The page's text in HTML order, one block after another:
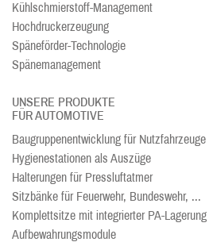
Kühlschmierstoff-Management
Hochdruckerzeugung
Späneförder-Technologie
Spänemanagement
UNSERE PRODUKTE
FÜR AUTOMOTIVE
Baugruppenentwicklung für Nutzfahrzeuge
Hygienestationen als Auszüge
Halterungen für Pressluftatmer
Sitzbänke für Feuerwehr, Bundeswehr, ...
Komplettsitze mit integrierter PA-Lagerung
Aufbewahrungsmodule